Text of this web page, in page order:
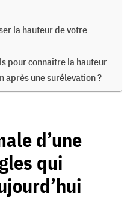
la hauteur de votre
pour connaitre la hauteur
après une surélevation ?
d’une
qui